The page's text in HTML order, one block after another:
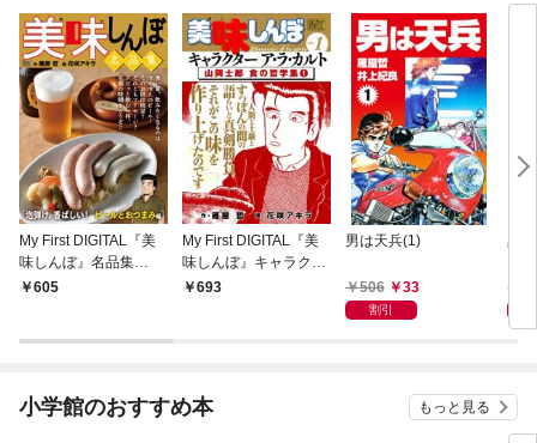
My First DIGITAL『美
味しんぼ』名品集
（1）［泡弾け、香ば
605
My First DIGITAL『美
味しんぼ』キャラクタ
ー ア・ラ・カルト VO
693
男は天兵(1)
506 33
割引
黒
小学館のおすすめ本 もっと見る